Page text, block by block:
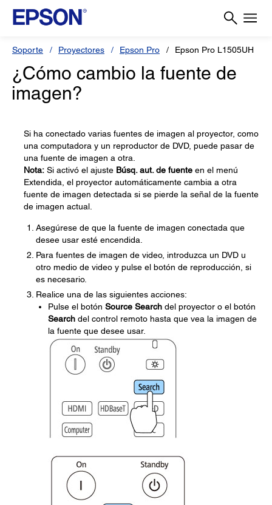
Soporte Proyectores Epson Pro Epson Pro L1505UH
¿Cómo cambio la fuente de
imagen?
Si ha conectado varias fuentes de imagen al proyector, como
una computadora y un reproductor de DVD, puede pasar de
una fuente de imagen a otra.
Nota: Si activó el ajuste Búsq. aut. de fuente en el menú
Extendida, el proyector automáticamente cambia a otra
fuente de imagen detectada si se pierde la señal de la fuente
de imagen actual.
Asegúrese de que la fuente de imagen conectada que
desee usar esté encendida.
Para fuentes de imagen de video, introduzca un DVD u
otro medio de video y pulse el botón de reproducción, si
es necesario.
Realice una de las siguientes acciones:
Pulse el botón Source Search del proyector o el botón
Search del control remoto hasta que vea la imagen de
la fuente que desee usar.